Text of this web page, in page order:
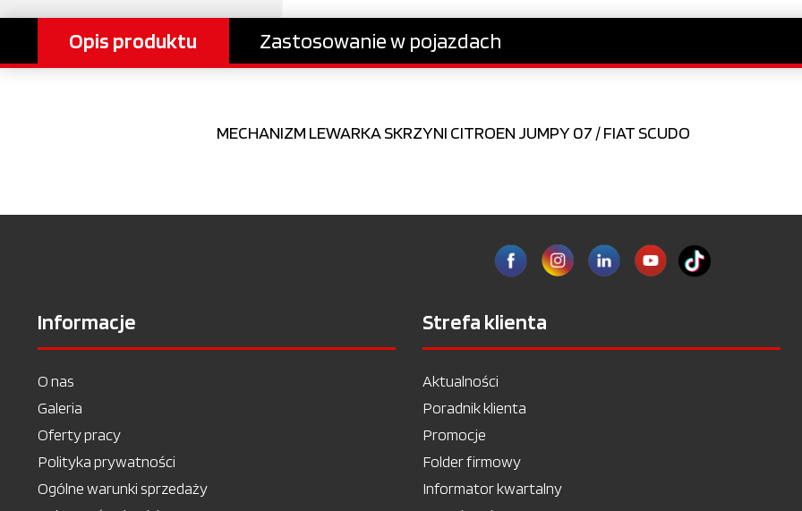
Opis produktu Zastosowanie w pojazdach
MECHANIZM LEWARKA SKRZYNI CITROEN JUMPY 07 / FIAT SCUDO
Informacje
O nas
Galeria
Oferty pracy
Polityka prywatności
Ogólne warunki sprzedaży
Strefa klienta
Aktualności
Poradnik klienta
Promocje
Folder firmowy
Informator kwartalny